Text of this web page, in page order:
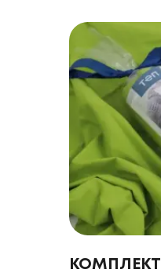
КОМПЛЕКТ